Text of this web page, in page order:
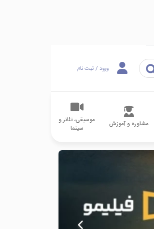
ورود / ثبت نام
مشاوره و آموزش
موسیقی، تئاتر و
سینما